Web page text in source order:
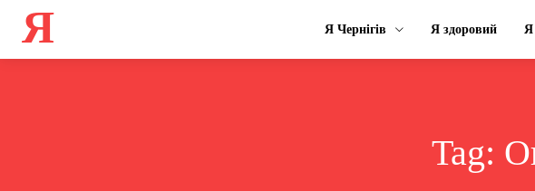
Я Я Чернігів Я здоровий Я
Tag: